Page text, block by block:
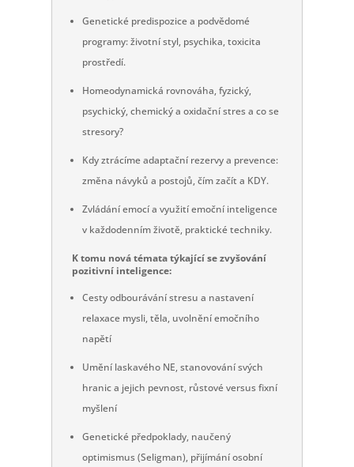
Genetické predispozice a podvědomé
programy: životní styl, psychika, toxicita
prostředí.
Homeodynamická rovnováha, fyzický,
psychický, chemický a oxidační stres a co se
stresory?
Kdy ztrácíme adaptační rezervy a prevence:
změna návyků a postojů, čím začít a KDY.
Zvládání emocí a využití emoční inteligence
v každodenním životě, praktické techniky.
K tomu nová témata týkající se zvyšování
pozitivní inteligence:
Cesty odbourávání stresu a nastavení
relaxace mysli, těla, uvolnění emočního
napětí
Umění laskavého NE, stanovování svých
hranic a jejich pevnost, růstové versus fixní
myšlení
Genetické předpoklady, naučený
optimismus (Seligman), přijímání osobní